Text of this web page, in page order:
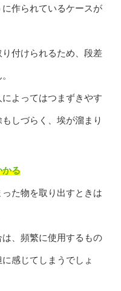
作られているケースが
付けられるため、段差
よってはつまずきやす
しづらく、埃が溜まり
かる
た物を取り出すときは
、頻繁に使用するもの
感じてしまうでしょ